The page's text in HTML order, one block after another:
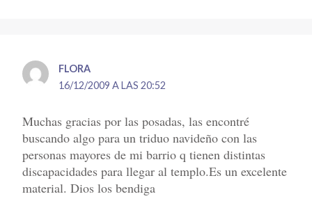
FLORA
16/12/2009 A LAS 20:52
Muchas gracias por las posadas, las encontré
buscando algo para un triduo navideño con las
personas mayores de mi barrio q tienen distintas
discapacidades para llegar al templo.Es un excelente
material. Dios los bendiga